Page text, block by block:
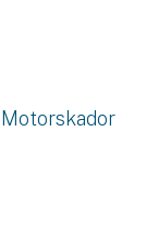
Motorskador